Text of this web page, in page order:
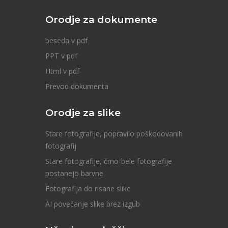
Orodje za dokumente
beseda v pdf
PPT v pdf
Html v pdf
Prevod dokumenta
Orodje za slike
Stare fotografije, popravilo poškodovanih
fotografij
Stare fotografije, črno-bele fotografije
postanejo barvne
Fotografija do risane slike
AI povečanje slike brez izgub